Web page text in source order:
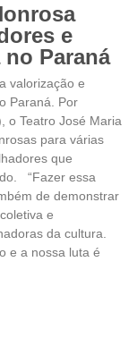
e
Paraná
valorização e
Paraná. Por
o Teatro José Maria
para várias
que
“Fazer essa
de demonstrar
e
da cultura.
e a nossa luta é